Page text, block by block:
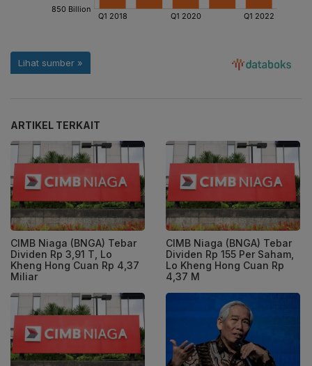
ARTIKEL TERKAIT
CIMB Niaga (BNGA) Tebar
Dividen Rp 3,91 T, Lo
Kheng Hong Cuan Rp 4,37
Miliar
CIMB Niaga (BNGA) Tebar
Dividen Rp 155 Per Saham,
Lo Kheng Hong Cuan Rp
4,37 M